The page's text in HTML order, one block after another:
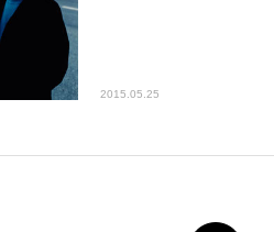
2015.05.25